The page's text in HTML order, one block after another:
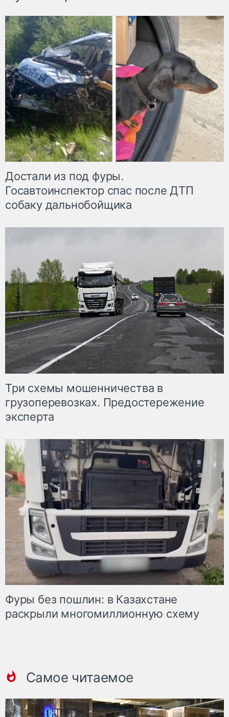
Достали из под фуры.
Госавтоинспектор спас после ДТП
собаку дальнобойщика
Три схемы мошенничества в
грузоперевозках. Предостережение
эксперта
Фуры без пошлин: в Казахстане
раскрыли многомиллионную схему
Самое читаемое